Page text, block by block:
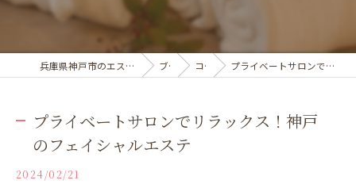
兵庫県神戸市のエステならフェイシャルサロン ゆうみ ブログ コラム プライベートサロンでリラックス！神戸のフェイシャルエステ
プライベートサロンでリラックス！神戸
のフェイシャルエステ
2024/02/21